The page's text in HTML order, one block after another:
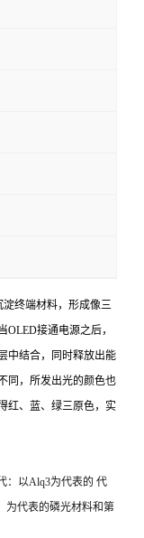
终端材料，形成像三
接通电源之后，
中结合，同时释放出能
同，所发出光的颜色也
红、蓝、绿三原色，实
：以Alq3为代表的 代
为代表的磷光材料和第